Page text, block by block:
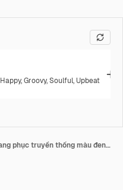
Happy,Groovy,Soulful, Upbeat
Nam thanh niên châu Á mặc trang phục truyền thống màu đen và đội nón lá, mỉm cười rạng rỡ và giơ ngón tay cái biểu tượng đồng ý.